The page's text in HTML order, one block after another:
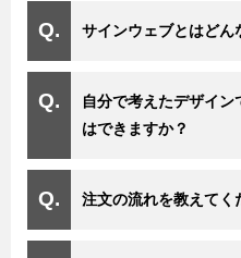
サインウェブとはどん
自分で考えたデザイン
はできますか？
注文の流れを教えてく